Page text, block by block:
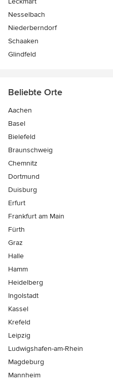
Nesselbach
Niederberndorf
Schaaken
Glindfeld
Beliebte Orte
Aachen
Basel
Bielefeld
Braunschweig
Chemnitz
Dortmund
Duisburg
Erfurt
Frankfurt am Main
Fürth
Graz
Halle
Hamm
Heidelberg
Ingolstadt
Kassel
Krefeld
Leipzig
Ludwigshafen-am-Rhein
Magdeburg
Mannheim